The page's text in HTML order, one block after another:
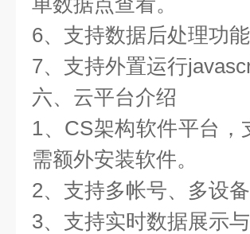
6、支持数据后处理功能
7、支持外置运行
六、云平台介绍
1、CS架构软件平台
需额外安装软件。
2、支持多帐号、多设
3、支持实时数据展示